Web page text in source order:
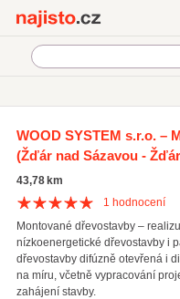
Dřevostavby
WOOD SYSTEM s.r.o. –
(Žďár nad Sázavou -
43,78 km
1 hodnocení
Montované dřevostavby –
nízkoenergetické dřevostavby i
dřevostavby difúzně otevřená i
na míru, včetně vypracování
zahájení stavby.